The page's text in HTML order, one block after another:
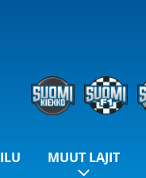
MUUT LAJIT